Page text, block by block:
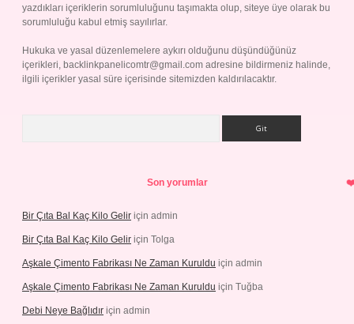
yazdıkları içeriklerin sorumluluğunu taşımakta olup, siteye üye olarak bu
sorumluluğu kabul etmiş sayılırlar.
Hukuka ve yasal düzenlemelere aykırı olduğunu düşündüğünüz
içerikleri, backlinkpanelicomtr@gmail.com adresine bildirmeniz halinde,
ilgili içerikler yasal süre içerisinde sitemizden kaldırılacaktır.
Son yorumlar
Bir Çıta Bal Kaç Kilo Gelir için admin
Bir Çıta Bal Kaç Kilo Gelir için Tolga
Aşkale Çimento Fabrikası Ne Zaman Kuruldu için admin
Aşkale Çimento Fabrikası Ne Zaman Kuruldu için Tuğba
Debi Neye Bağlıdır için admin